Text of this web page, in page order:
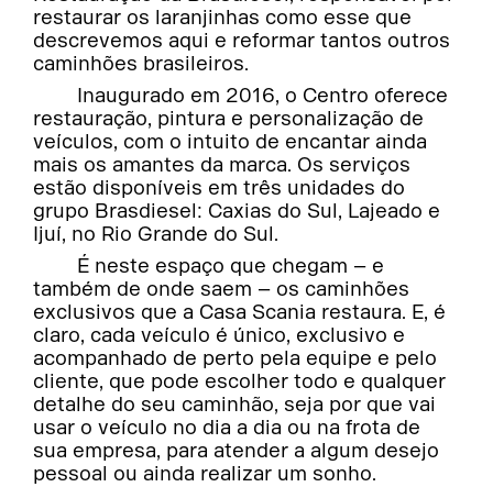
restaurar os laranjinhas como esse que
descrevemos aqui e reformar tantos outros
caminhões brasileiros.
Inaugurado em 2016, o Centro oferece
restauração, pintura e personalização de
veículos, com o intuito de encantar ainda
mais os amantes da marca. Os serviços
estão disponíveis em três unidades do
grupo Brasdiesel: Caxias do Sul, Lajeado e
Ijuí, no Rio Grande do Sul.
É neste espaço que chegam – e
também de onde saem – os caminhões
exclusivos que a Casa Scania restaura. E, é
claro, cada veículo é único, exclusivo e
acompanhado de perto pela equipe e pelo
cliente, que pode escolher todo e qualquer
detalhe do seu caminhão, seja por que vai
usar o veículo no dia a dia ou na frota de
sua empresa, para atender a algum desejo
pessoal ou ainda realizar um sonho.